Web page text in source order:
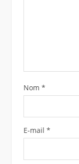
Nom *
E-mail *